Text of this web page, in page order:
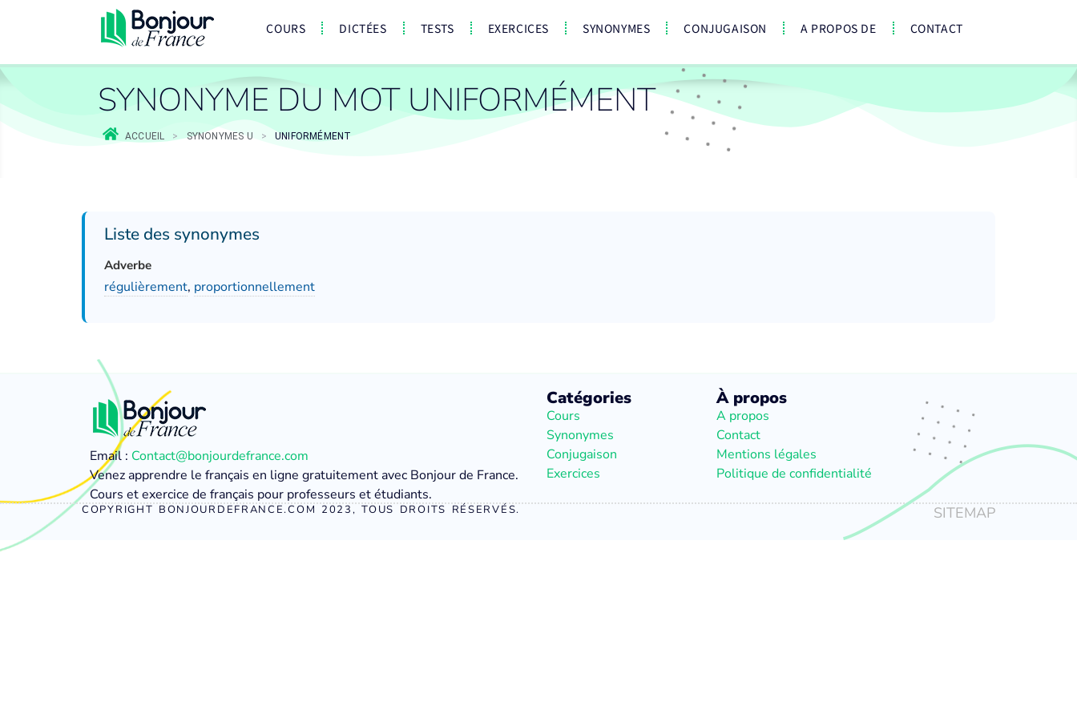
COURS DICTÉES TESTS EXERCICES SYNONYMES CONJUGAISON A PROPOS DE CONTACT
SYNONYME DU MOT UNIFORMÉMENT
ACCUEIL > SYNONYMES U > UNIFORMÉMENT
Liste des synonymes
Adverbe
régulièrement, proportionnellement
Email : Contact@bonjourdefrance.com
Venez apprendre le français en ligne gratuitement avec Bonjour de France.
Cours et exercice de français pour professeurs et étudiants.
Catégories
Cours
Synonymes
Conjugaison
Exercices
À propos
A propos
Contact
Mentions légales
Politique de confidentialité
COPYRIGHT BONJOURDEFRANCE.COM 2023, TOUS DROITS RÉSERVÉS. SITEMAP